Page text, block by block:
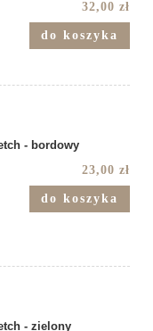
32,00 zł
do koszyka
- bordowy
23,00 zł
do koszyka
- zielony